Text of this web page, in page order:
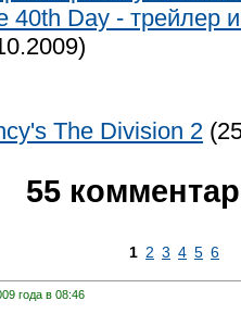
40th Day - трейлер
The Division 2
55
1 2 3 4 5 6
года в 08:46